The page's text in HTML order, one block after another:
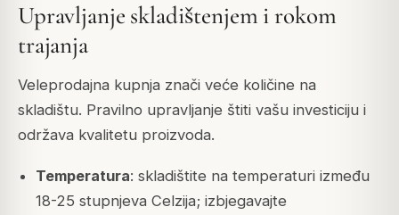
Upravljanje skladištenjem i rokom
trajanja
Veleprodajna kupnja znači veće količine na
skladištu. Pravilno upravljanje štiti vašu investiciju i
održava kvalitetu proizvoda.
Temperatura: skladištite na temperaturi između
18-25 stupnjeva Celzija; izbjegavajte